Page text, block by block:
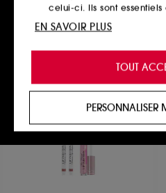
celui-ci. Ils sont
technique du site et ne
de vous offrir une
personnalisée en vous
produits, des services et
proposer des offres
votre profil.
Cookies réseaux sociaux
utilisés pour vous
de vous plaire via des
TOUT
PERSONNALISER
EN SAVOIR PLUS